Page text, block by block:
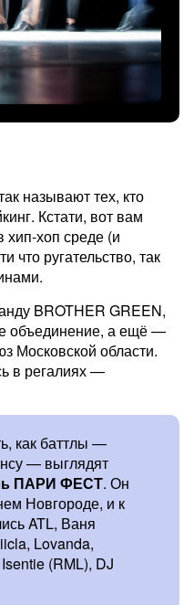
называют тех, кто
Кстати, вот вам
хип-хоп среде (и
что ругательство, так
BROTHER GREEN,
объединение, а ещё —
Московской области.
в регалиях —
как баттлы —
— выглядят
ПАРИ ФЕСТ. Он
Новгороде, и к
ATL, Ваня
Lovanda,
(RML), DJ